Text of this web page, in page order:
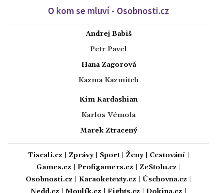
O kom se mluví - Osobnosti.cz
Andrej Babiš
Petr Pavel
Hana Zagorová
Kazma Kazmitch
Kim Kardashian
Karlos Vémola
Marek Ztracený
Tiscali.cz Zprávy| Sport| Ženy| Cestování|
Games.cz
Profigamers.cz ZeStolu.cz
Osobnosti.cz
Karaoketexty.cz Úschovna.cz